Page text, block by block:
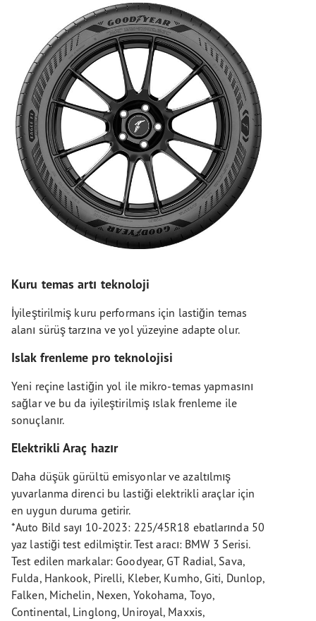
Kuru temas artı teknoloji
İyileştirilmiş kuru performans için lastiğin temas
alanı sürüş tarzına ve yol yüzeyine adapte olur.
Islak frenleme pro teknolojisi
Yeni reçine lastiğin yol ile mikro-temas yapmasını
sağlar ve bu da iyileştirilmiş ıslak frenleme ile
sonuçlanır.
Elektrikli Araç hazır
Daha düşük gürültü emisyonlar ve azaltılmış
yuvarlanma direnci bu lastiği elektrikli araçlar için
en uygun duruma getirir.
*Auto Bild sayı 10-2023: 225/45R18 ebatlarında 50
yaz lastiği test edilmiştir. Test aracı: BMW 3 Serisi.
Test edilen markalar: Goodyear, GT Radial, Sava,
Fulda, Hankook, Pirelli, Kleber, Kumho, Giti, Dunlop,
Falken, Michelin, Nexen, Yokohama, Toyo,
Continental, Linglong, Uniroyal, Maxxis,